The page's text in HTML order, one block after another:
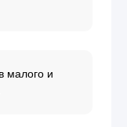
малого и